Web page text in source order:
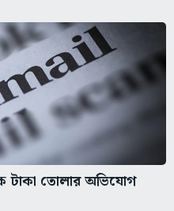
টাকা তোলার অভিযোগ